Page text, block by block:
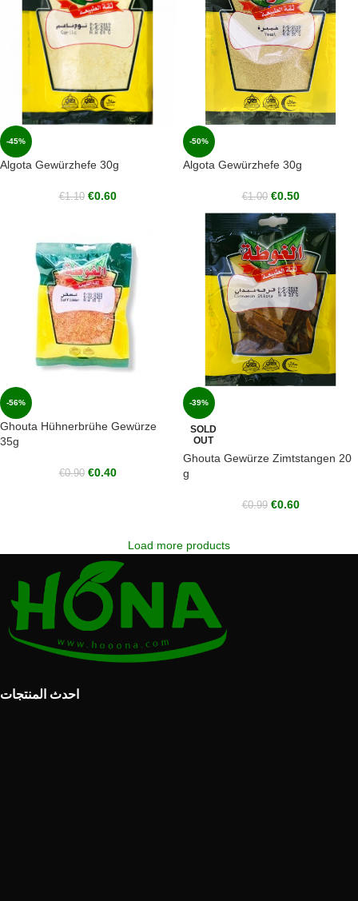
-45%
Algota Gewürzhefe 30g
€1.10 €0.60
-50%
Algota Gewürzhefe 30g
€1.00 €0.50
-56%
Ghouta Hühnerbrühe Gewürze
35g
€0.90 €0.40
-39%
SOLD
OUT
Ghouta Gewürze Zimtstangen 20
g
€0.99 €0.60
Load more products
احدث المنتجات